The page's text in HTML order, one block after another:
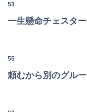
53
一生懸命チェスタ
55
頼むから別のグル